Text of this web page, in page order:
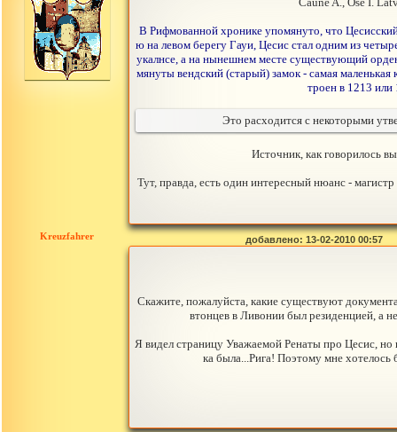
В Рифмованной хронике упомянуто, что
ю на левом берегу Гауи, Цесис стал одним из
укалнсе, а на нынешнем месте существующий
мянуты вендский (старый) замок - самая
троен в 1213 или
Это расходится с некоторыми
Источник, как говорилось
Тут, правда, есть один интересный нюанс -
Kreuzfahrer добавлено: 13-02-2010 00:57
Скажите, пожалуйста, какие существуют
втонцев в Ливонии был резиденцией, а
Я видел страницу Уважаемой Ренаты про Цесис,
ка была...Рига! Поэтому мне хотелось